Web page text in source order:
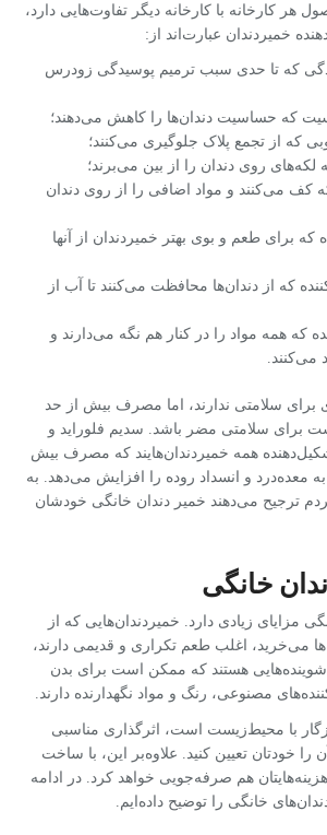
هر کارخانه با کارخانه دیگر تفاوت‌هایی دارد،
خمیردندان عبارت‌اند از:
که تا حدی سبب ترمیم پوسیدگی زودرس
که حساسیت دندان‌ها را کاهش می‌دهند؛
که از تجمع پلاک جلوگیری می‌کنند؛
لکه‌های روی دندان را از بین می‌برند؛
کف می‌کنند و مواد اضافی را از روی دندان
که برای طعم و بوی بهتر خمیردندان از آنها
که از دندان‌ها محافظت می‌کنند تا آب از
که همه مواد را در کنار هم نگه می‌دارند و
می‌کنند.
برای سلامتی ندارند، اما مصرف بیش از حد
برای سلامتی مضر باشد. سدیم فلوراید و
همه خمیردندان‌هایند که مصرف بیش
به معده‌درد و انسداد روده را افزایش می‌دهد. به
ترجیح می‌دهند خمیر دندان خانگی خودشان
خانگی
مزایای زیادی دارد. خمیردندان‌هایی که از
می‌خرید، اغلب طعم تکراری و قدیمی دارند،
شوینده‌هایی هستند که ممکن است برای بدن
مصنوعی، رنگ و مواد نگهدارنده‌ دارند.
با محیط‌زیست است، اثرگذاری مناسبی
را خودتان تعیین کنید. علاوه‌بر این، با ساخت
هم صرفه‌جویی خواهد کرد. در ادامه
خانگی را توضیح داده‌ایم.